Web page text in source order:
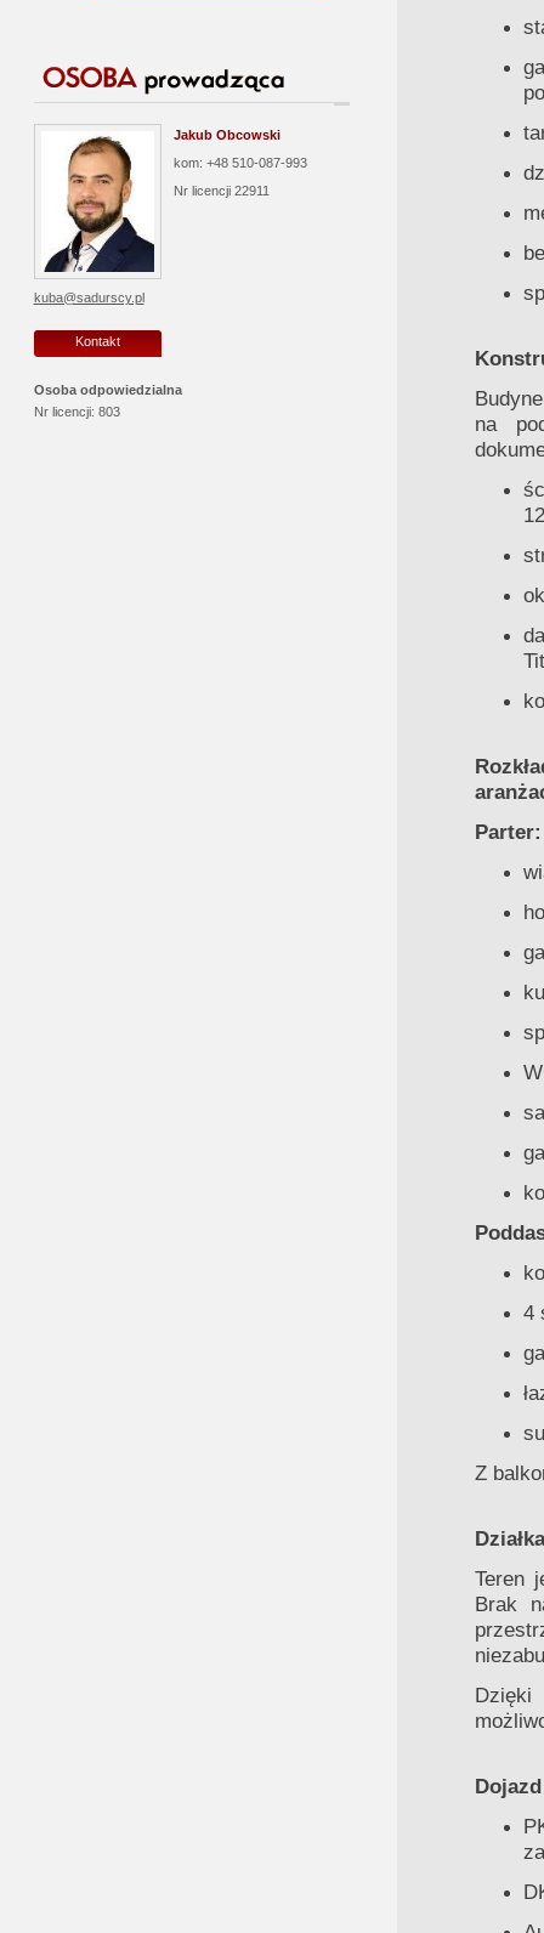
Jakub Obcowski
kom: +48 510-087-993
Nr licencji 22911
kuba@sadurscy.pl
Kontakt
Osoba odpowiedzialna
Nr licencji: 803
na
Parter:
4
Z
Działka
Teren
Brak
Dzięki